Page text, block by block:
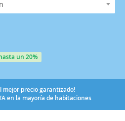
un 20%
mejor precio garantizado!
en la mayoría de habitaciones